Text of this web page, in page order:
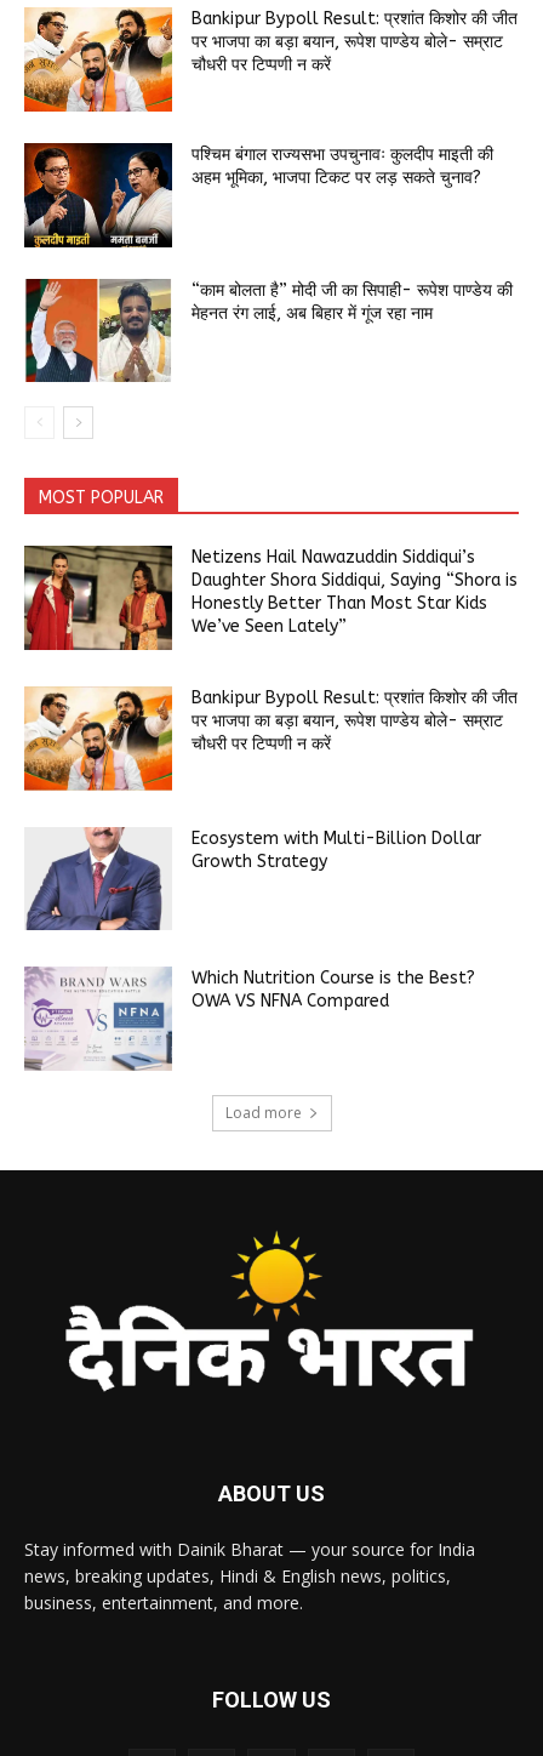
Bankipur Bypoll Result: प्रशांत किशोर की जीत
पर भाजपा का बड़ा बयान, रूपेश पाण्डेय बोले- सम्राट
चौधरी पर टिप्पणी न करें
पश्चिम बंगाल राज्यसभा उपचुनावः कुलदीप माइती की
अहम भूमिका, भाजपा टिकट पर लड़ सकते चुनाव?
“काम बोलता है” मोदी जी का सिपाही- रूपेश पाण्डेय की
मेहनत रंग लाई, अब बिहार में गूंज रहा नाम
MOST POPULAR
Netizens Hail Nawazuddin Siddiqui’s
Daughter Shora Siddiqui, Saying “Shora is
Honestly Better Than Most Star Kids
We’ve Seen Lately”
Bankipur Bypoll Result: प्रशांत किशोर की जीत
पर भाजपा का बड़ा बयान, रूपेश पाण्डेय बोले- सम्राट
चौधरी पर टिप्पणी न करें
Ecosystem with Multi-Billion Dollar
Growth Strategy
Which Nutrition Course is the Best?
OWA VS NFNA Compared
Load more
ABOUT US
Stay informed with Dainik Bharat — your source for India
news, breaking updates, Hindi & English news, politics,
business, entertainment, and more.
FOLLOW US